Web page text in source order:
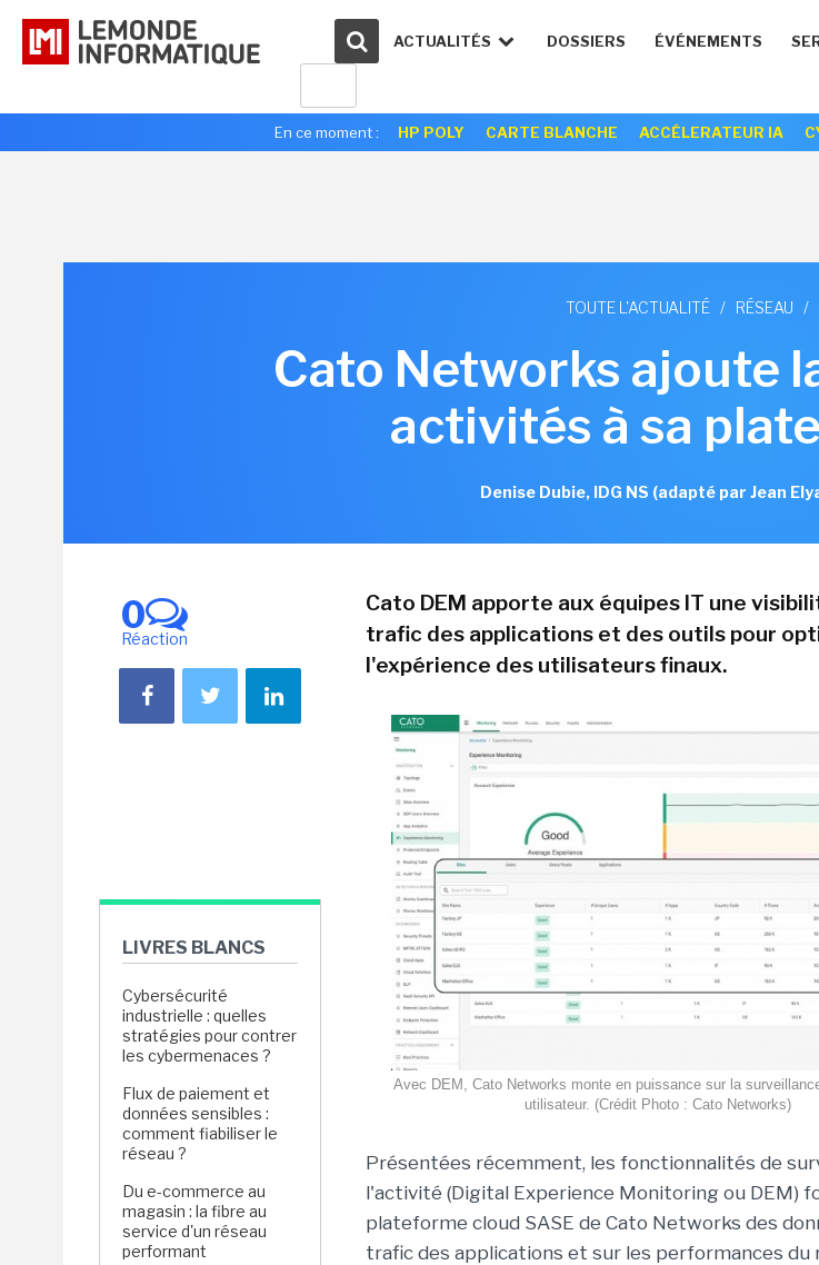
ACTUALITÉS DOSSIERS ÉVÉNEMENTS
En ce moment : HP POLY CARTE BLANCHE ACCÉLERATEUR IA
TOUTE L'ACTUALITÉ / RÉSEAU /
Cato Networks ajoute
activités à sa
Denise Dubie, IDG NS (adapté par Jean
0
Réaction
LIVRES BLANCS
Cybersécurité
industrielle : quelles
stratégies pour contrer
les cybermenaces ?
Flux de paiement et
données sensibles :
comment fiabiliser le
réseau ?
Du e-commerce au
magasin : la fibre au
service d'un réseau
performant
Cato DEM apporte aux équipes IT une
trafic des applications et des outils pour
l'expérience des utilisateurs finaux.
Avec DEM, Cato Networks monte en puissance sur la
utilisateur. (Crédit Photo : Cato Networks)
Présentées récemment, les fonctionnalités de
l'activité (Digital Experience Monitoring ou DEM)
plateforme cloud SASE de Cato Networks des
trafic des applications et sur les performances du